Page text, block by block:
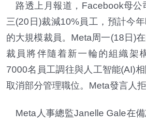
路透上月報道，Facebook母公
三(20日)裁減10%員工，預計今
的大規模裁員。Meta周一(18日)
裁員將伴隨着新一輪的組織架
7000名員工調往與人工智能(AI)
取消部分管理職位。Meta發言人拒
Meta人事總監Janelle Gale在